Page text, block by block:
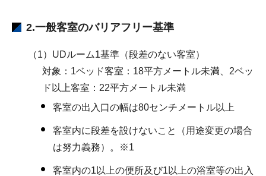
2.一般客室のバリアフリー基準
（1）UDルーム1基準（段差のない客室）
対象：1ベッド客室：18平方メートル未満、2ベッ
ド以上客室：22平方メートル未満
客室の出入口の幅は80センチメートル以上
客室内に段差を設けないこと（用途変更の場合
は努力義務）。※1
客室内の1以上の便所及び1以上の浴室等の出入